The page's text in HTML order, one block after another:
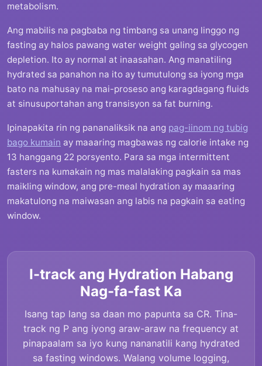
metabolism.
Ang mabilis na pagbaba ng timbang sa unang linggo ng
fasting ay halos pawang water weight galing sa glycogen
depletion. Ito ay normal at inaasahan. Ang manatiling
hydrated sa panahon na ito ay tumutulong sa iyong mga
bato na mahusay na mai-proseso ang karagdagang fluids
at sinusuportahan ang transisyon sa fat burning.
Ipinapakita rin ng pananaliksik na ang pag-iinom ng tubig
bago kumain ay maaaring magbawas ng calorie intake ng
13 hanggang 22 porsyento. Para sa mga intermittent
fasters na kumakain ng mas malalaking pagkain sa mas
maikling window, ang pre-meal hydration ay maaaring
makatulong na maiwasan ang labis na pagkain sa eating
window.
I-track ang Hydration Habang
Nag-fa-fast Ka
Isang tap lang sa daan mo papunta sa CR. Tina-
track ng P ang iyong araw-araw na frequency at
pinapaalam sa iyo kung nananatili kang hydrated
sa fasting windows. Walang volume logging,